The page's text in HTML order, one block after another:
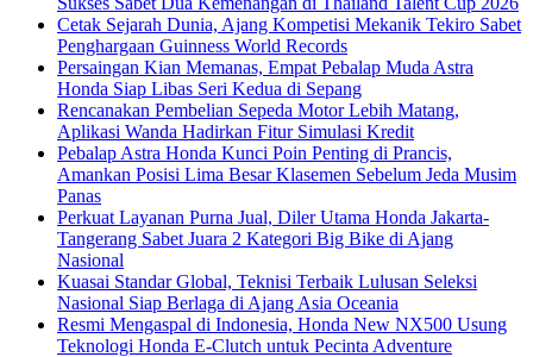
Cetak Sejarah Dunia, Ajang Kompetisi Mekanik Tekiro Sabet
Penghargaan Guinness World Records
Persaingan Kian Memanas, Empat Pebalap Muda Astra
Honda Siap Libas Seri Kedua di Sepang
Rencanakan Pembelian Sepeda Motor Lebih Matang,
Aplikasi Wanda Hadirkan Fitur Simulasi Kredit
Pebalap Astra Honda Kunci Poin Penting di Prancis,
Amankan Posisi Lima Besar Klasemen Sebelum Jeda Musim
Panas
Perkuat Layanan Purna Jual, Diler Utama Honda Jakarta-
Tangerang Sabet Juara 2 Kategori Big Bike di Ajang
Nasional
Kuasai Standar Global, Teknisi Terbaik Lulusan Seleksi
Nasional Siap Berlaga di Ajang Asia Oceania
Resmi Mengaspal di Indonesia, Honda New NX500 Usung
Teknologi Honda E-Clutch untuk Pecinta Adventure